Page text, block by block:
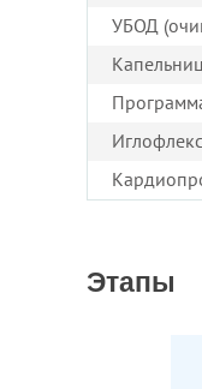
УБОД
Этапы